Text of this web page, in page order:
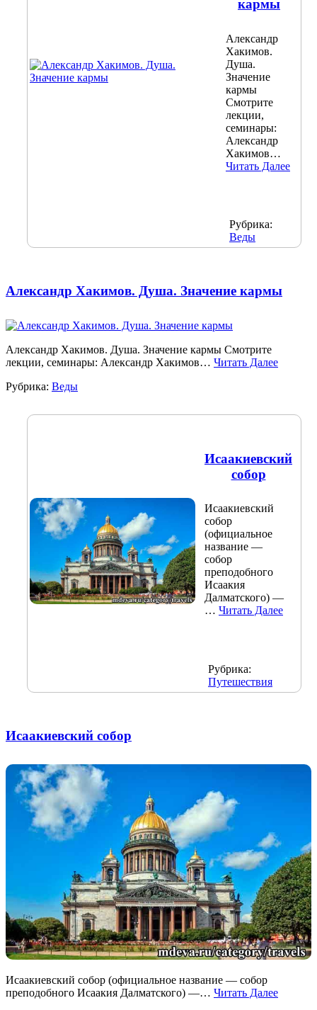
кармы
Александр
Хакимов.
Душа.
Значение
кармы
Смотрите
лекции,
семинары:
Александр
Хакимов…
Читать Далее
Рубрика:
Веды
Александр Хакимов. Душа. Значение кармы
Александр Хакимов. Душа. Значение кармы Смотрите
лекции, семинары: Александр Хакимов… Читать Далее
Рубрика: Веды
Исаакиевский
собор
Исаакиевский
собор
(официальное
название —
собор
преподобного
Исаакия
Далматского) —
… Читать Далее
Рубрика:
Путешествия
Исаакиевский собор
Исаакиевский собор (официальное название — собор
преподобного Исаакия Далматского) —… Читать Далее